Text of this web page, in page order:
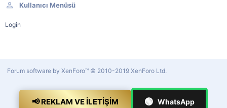
Kullanıcı Menüsü
Login
Forum software by XenForo™ © 2010-2019 XenForo Ltd.
📢 REKLAM VE İLETIŞIM 🟢 WhatsApp